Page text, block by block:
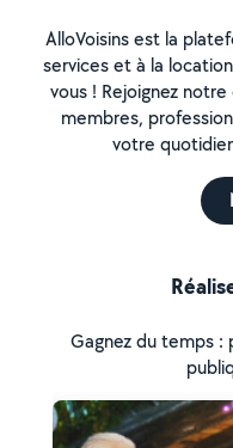
AlloVoisins est la
services et à la
vous ! Rejoignez
membres,
votre
Gagnez du temps